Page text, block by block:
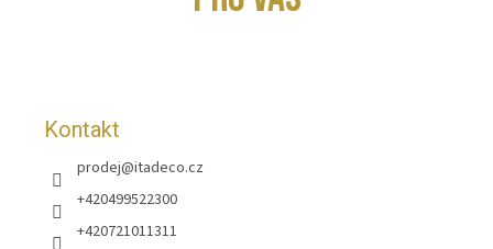
Kontakt
prodej@itadeco.cz
+420499522300
+420721011311